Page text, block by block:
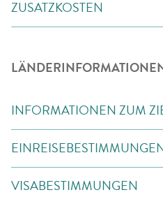
ZUSATZKOSTEN
INFORMATIONEN ZUM
VISABESTIMMUNGEN